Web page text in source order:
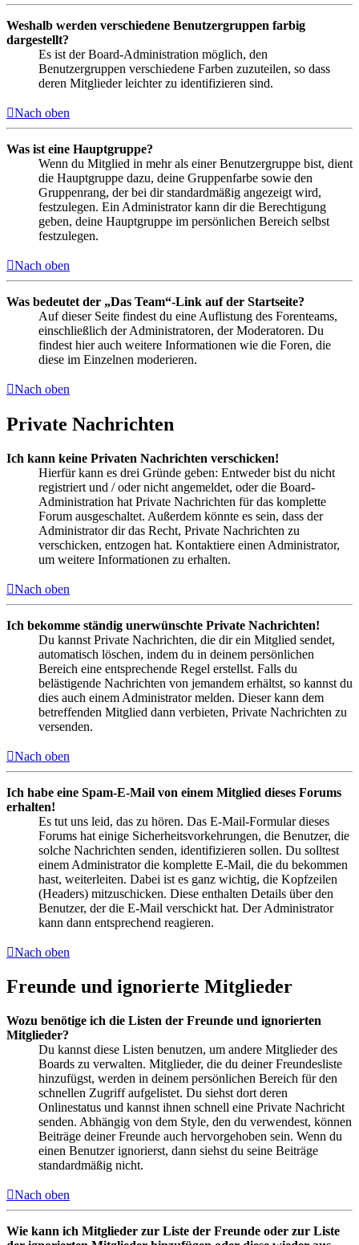
Weshalb werden verschiedene Benutzergruppen farbig
dargestellt?
Es ist der Board-Administration möglich, den
Benutzergruppen verschiedene Farben zuzuteilen, so dass
deren Mitglieder leichter zu identifizieren sind.
Nach oben
Was ist eine Hauptgruppe?
Wenn du Mitglied in mehr als einer Benutzergruppe bist, dient
die Hauptgruppe dazu, deine Gruppenfarbe sowie den
Gruppenrang, der bei dir standardmäßig angezeigt wird,
festzulegen. Ein Administrator kann dir die Berechtigung
geben, deine Hauptgruppe im persönlichen Bereich selbst
festzulegen.
Nach oben
Was bedeutet der „Das Team“-Link auf der Startseite?
Auf dieser Seite findest du eine Auflistung des Forenteams,
einschließlich der Administratoren, der Moderatoren. Du
findest hier auch weitere Informationen wie die Foren, die
diese im Einzelnen moderieren.
Nach oben
Private Nachrichten
Ich kann keine Privaten Nachrichten verschicken!
Hierfür kann es drei Gründe geben: Entweder bist du nicht
registriert und / oder nicht angemeldet, oder die Board-
Administration hat Private Nachrichten für das komplette
Forum ausgeschaltet. Außerdem könnte es sein, dass der
Administrator dir das Recht, Private Nachrichten zu
verschicken, entzogen hat. Kontaktiere einen Administrator,
um weitere Informationen zu erhalten.
Nach oben
Ich bekomme ständig unerwünschte Private Nachrichten!
Du kannst Private Nachrichten, die dir ein Mitglied sendet,
automatisch löschen, indem du in deinem persönlichen
Bereich eine entsprechende Regel erstellst. Falls du
belästigende Nachrichten von jemandem erhältst, so kannst du
dies auch einem Administrator melden. Dieser kann dem
betreffenden Mitglied dann verbieten, Private Nachrichten zu
versenden.
Nach oben
Ich habe eine Spam-E-Mail von einem Mitglied dieses Forums
erhalten!
Es tut uns leid, das zu hören. Das E-Mail-Formular dieses
Forums hat einige Sicherheitsvorkehrungen, die Benutzer, die
solche Nachrichten senden, identifizieren sollen. Du solltest
einem Administrator die komplette E-Mail, die du bekommen
hast, weiterleiten. Dabei ist es ganz wichtig, die Kopfzeilen
(Headers) mitzuschicken. Diese enthalten Details über den
Benutzer, der die E-Mail verschickt hat. Der Administrator
kann dann entsprechend reagieren.
Nach oben
Freunde und ignorierte Mitglieder
Wozu benötige ich die Listen der Freunde und ignorierten
Mitglieder?
Du kannst diese Listen benutzen, um andere Mitglieder des
Boards zu verwalten. Mitglieder, die du deiner Freundesliste
hinzufügst, werden in deinem persönlichen Bereich für den
schnellen Zugriff aufgelistet. Du siehst dort deren
Onlinestatus und kannst ihnen schnell eine Private Nachricht
senden. Abhängig von dem Style, den du verwendest, können
Beiträge deiner Freunde auch hervorgehoben sein. Wenn du
einen Benutzer ignorierst, dann siehst du seine Beiträge
standardmäßig nicht.
Nach oben
Wie kann ich Mitglieder zur Liste der Freunde oder zur Liste